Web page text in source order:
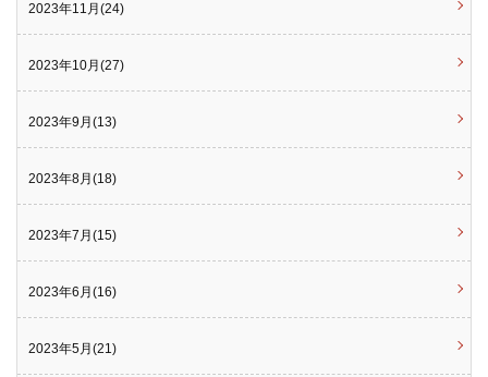
2023年11月(24)
2023年10月(27)
2023年9月(13)
2023年8月(18)
2023年7月(15)
2023年6月(16)
2023年5月(21)